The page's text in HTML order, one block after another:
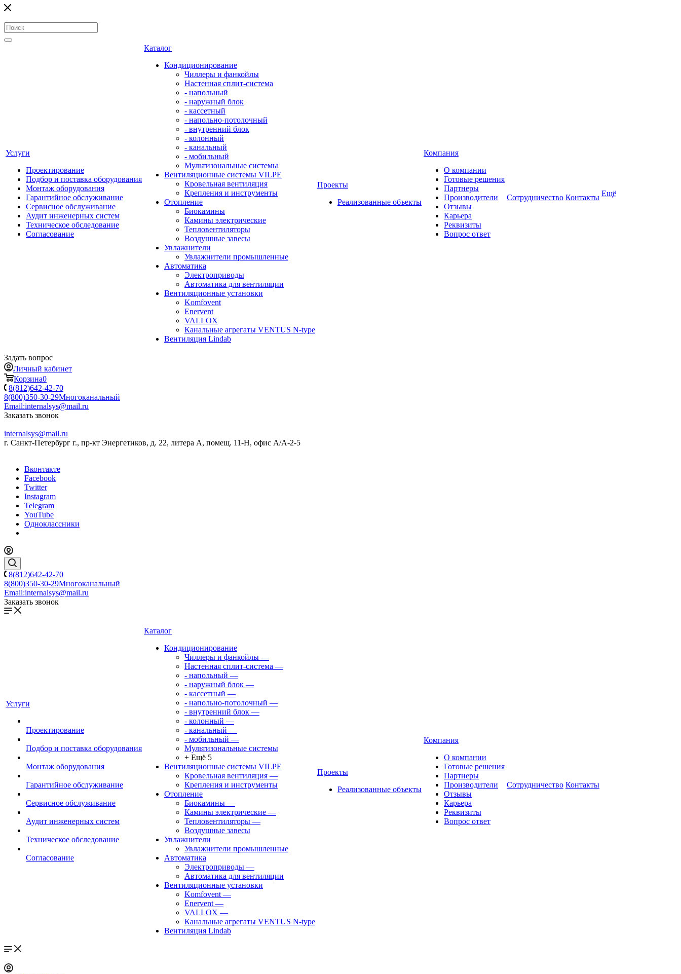
Услуги
Проектирование
Подбор и поставка оборудования
Монтаж оборудования
Гарантийное обслуживание
Сервисное обслуживание
Аудит инженерных систем
Техническое обследование
Согласование
Каталог
Кондиционирование
Чиллеры и фанкойлы
Настенная сплит-система
- напольный
- наружный блок
- кассетный
- напольно-потолочный
- внутренний блок
- колонный
- канальный
- мобильный
Мультизональные системы
Вентиляционные системы VILPE
Кровельная вентиляция
Крепления и инструменты
Отопление
Биокамины
Камины электрические
Тепловентиляторы
Воздушные завесы
Увлажнители
Увлажнители промышленные
Автоматика
Электроприводы
Автоматика для вентиляции
Вентиляционные установки
Komfovent
Enervent
VALLOX
Канальные агрегаты VENTUS N-type
Вентиляция Lindab
Проекты
Реализованные объекты
Компания
О компании
Готовые решения
Партнеры
Производители
Отзывы
Карьера
Реквизиты
Вопрос ответ
Сотрудничество Контакты Ещё
Задать вопрос
Личный кабинет
Корзина0
8(812)642-42-70
8(800)350-30-29Многоканальный
Email:internalsys@mail.ru
Заказать звонок
internalsys@mail.ru
г. Санкт-Петербург г., пр-кт Энергетиков, д. 22, литера А, помещ. 11-Н, офис А/А-2-5
Вконтакте
Facebook
Twitter
Instagram
Telegram
YouTube
Одноклассники
8(812)642-42-70
8(800)350-30-29Многоканальный
Email:internalsys@mail.ru
Заказать звонок
Услуги
Проектирование
Подбор и поставка оборудования
Монтаж оборудования
Гарантийное обслуживание
Сервисное обслуживание
Аудит инженерных систем
Техническое обследование
Согласование
Каталог
Кондиционирование
Чиллеры и фанкойлы —
Настенная сплит-система —
- напольный —
- наружный блок —
- кассетный —
- напольно-потолочный —
- внутренний блок —
- колонный —
- канальный —
- мобильный —
Мультизональные системы
+ Ещё 5
Вентиляционные системы VILPE
Кровельная вентиляция —
Крепления и инструменты
Отопление
Биокамины —
Камины электрические —
Тепловентиляторы —
Воздушные завесы
Увлажнители
Увлажнители промышленные
Автоматика
Электроприводы —
Автоматика для вентиляции
Вентиляционные установки
Komfovent —
Enervent —
VALLOX —
Канальные агрегаты VENTUS N-type
Вентиляция Lindab
Проекты
Реализованные объекты
Компания
О компании
Готовые решения
Партнеры
Производители
Отзывы
Карьера
Реквизиты
Вопрос ответ
Сотрудничество Контакты